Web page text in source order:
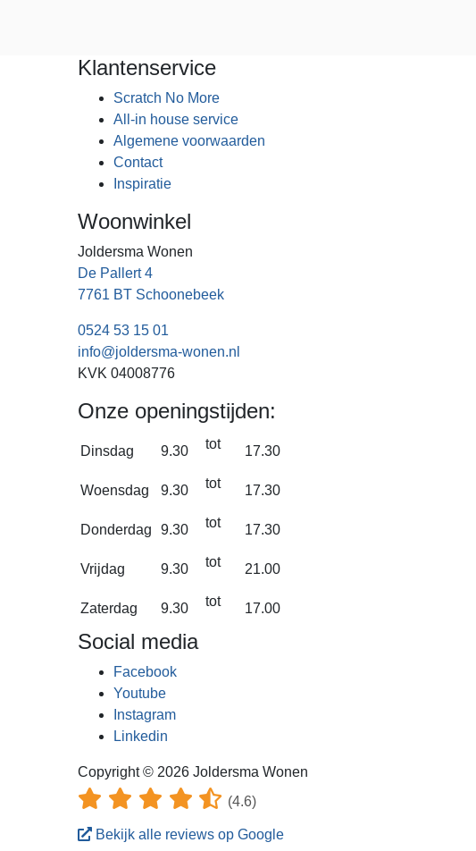
Klantenservice
Scratch No More
All-in house service
Algemene voorwaarden
Contact
Inspiratie
Woonwinkel
Joldersma Wonen
De Pallert 4
7761 BT Schoonebeek
0524 53 15 01
info@joldersma-wonen.nl
KVK 04008776
Onze openingstijden:
Dinsdag 9.30 tot 17.30
Woensdag 9.30 tot 17.30
Donderdag 9.30 tot 17.30
Vrijdag 9.30 tot 21.00
Zaterdag 9.30 tot 17.00
Social media
Facebook
Youtube
Instagram
Linkedin
Copyright © 2026 Joldersma Wonen
(4.6)
Bekijk alle reviews op Google